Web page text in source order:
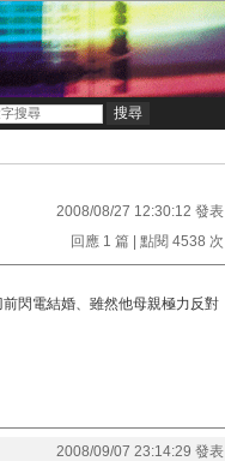
2008/08/27 12:30:12 發表
回應 1 篇 | 點閱 4538 次
閃電結婚、雖然他母親極力反對
2008/09/07 23:14:29 發表